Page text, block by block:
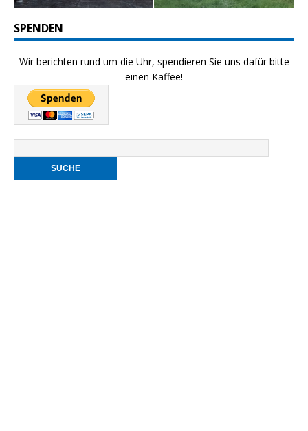
SPENDEN
Wir berichten rund um die Uhr, spendieren Sie uns dafür bitte
einen Kaffee!